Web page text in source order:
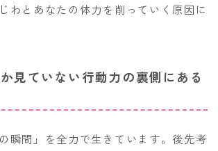
わとあなたの体力を削っていく原因に
見ていない行動力の裏側にある
瞬間」を全力で生きています。後先考